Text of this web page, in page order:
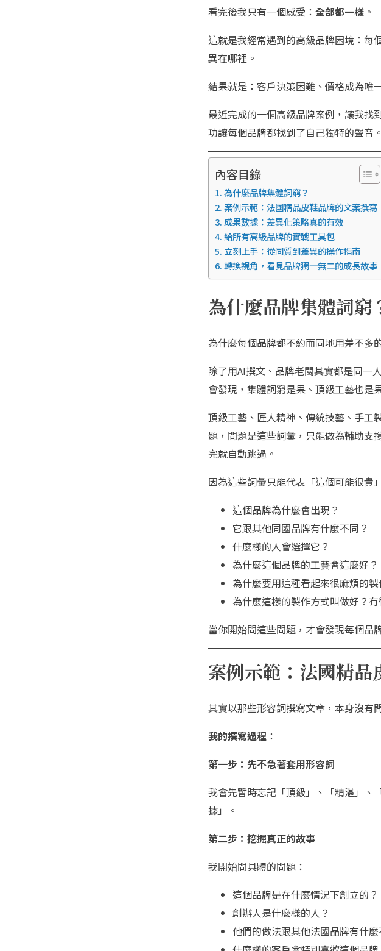
看完後我只有一個感受： 全部都一樣 。
這就是我經常遇到的高級品牌困境：每
異在哪裡。
結果就是：客戶決策困難、價格成為唯
最近完成的一個高級品牌案例，讓我找
功讓每個品牌都找到了自己獨特的聲音。
內容目錄
為什麼品牌集體詞窮？
案例示範：法國精品皮鞋品牌的文案撰寫
成果數據：差異化策略真的有效
給所有高級品牌的實戰工具包
立刻上手：從同質到差異的操作指南
轉換視角，看見品牌獨一無二的成長故事
為什麼品牌集體詞窮
為什麼每個品牌都不約而同地用差不多
除了用AI撰文、品牌老闆其實都是同一
會發現，集體詞窮是果、頂級工藝也是
頂級工藝、匠人精神、傳統技藝、手
題，問題是這些詞彙，只能做為輔助支
完就自動跳過。
因為這些詞彙只能代表「這個可能很貴
這個品牌為什麼會出現？
它跟其他同國品牌有什麼不同？
什麼樣的人會選擇它？
為什麼這個品牌的工藝會這麼好？
為什麼要用這種看起來很麻煩的
為什麼這樣的製作方式叫做好？
當你開始問這些問題，才會發現每個品
案例示範：法國精
其實以那些形容詞撰寫文章，本身沒有
我的撰寫過程 ：
第一步：先不急著套用形容詞
我會先暫時忘記「頂級」、「精湛」、
據」。
第二步：挖掘真正的故事
我開始問具體的問題：
這個品牌是在什麼情況下創立的？
創辦人是什麼樣的人？
他們的做法跟其他法國品牌有什麼